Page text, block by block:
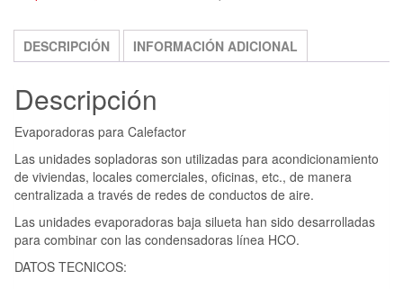
DESCRIPCIÓN INFORMACIÓN ADICIONAL
Descripción
Evaporadoras para Calefactor
Las unidades sopladoras son utilizadas para acondicionamiento
de viviendas, locales comerciales, oficinas, etc., de manera
centralizada a través de redes de conductos de aire.
Las unidades evaporadoras baja silueta han sido desarrolladas
para combinar con las condensadoras línea HCO.
DATOS TECNICOS: